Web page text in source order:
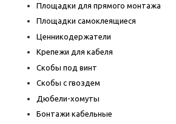
Площадки для прямого монтажа
Площадки самоклеящиеся
Ценникодержатели
Крепежи для кабеля
Скобы под винт
Скобы с гвоздем
Дюбели-хомуты
Бонтажи кабельные